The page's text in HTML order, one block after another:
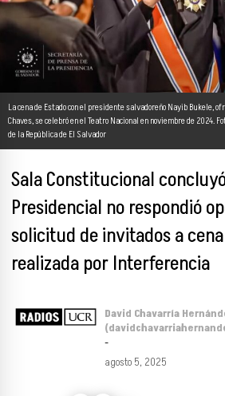
La cena de Estado con el presidente salvadoreño Nayib Bukele,
Chaves, se celebró en el Teatro Nacional en noviembre de 2024.
de la República de El Salvador
Sala Constitucional
Presidencial no respondió
solicitud de invitados a
realizada por Interferencia
David Chavarría
-
agosto 5, 2025